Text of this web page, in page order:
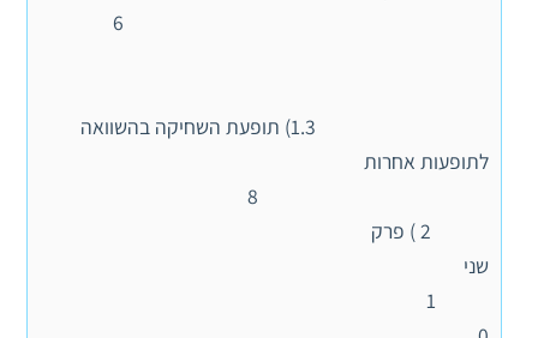
1.3) תופעת השחיקה בהשוואה
לתופעות אחרות
2 ) פרק
שני
1